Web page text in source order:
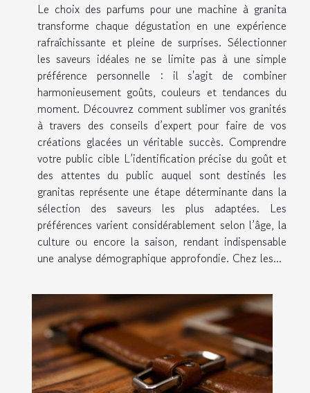
Le choix des parfums pour une machine à granita
transforme chaque dégustation en une expérience
rafraîchissante et pleine de surprises. Sélectionner
les saveurs idéales ne se limite pas à une simple
préférence personnelle : il s'agit de combiner
harmonieusement goûts, couleurs et tendances du
moment. Découvrez comment sublimer vos granités
à travers des conseils d’expert pour faire de vos
créations glacées un véritable succès. Comprendre
votre public cible L’identification précise du goût et
des attentes du public auquel sont destinés les
granitas représente une étape déterminante dans la
sélection des saveurs les plus adaptées. Les
préférences varient considérablement selon l’âge, la
culture ou encore la saison, rendant indispensable
une analyse démographique approfondie. Chez les...